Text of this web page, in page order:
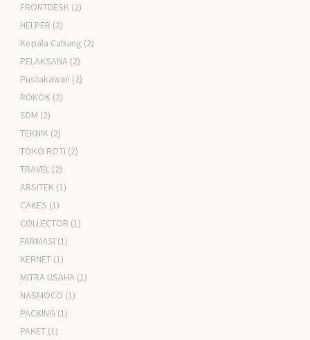
FRONTDESK (2)
HELPER (2)
Kepala Cabang (2)
PELAKSANA (2)
Pustakawan (2)
ROKOK (2)
SDM (2)
TEKNIK (2)
TOKO ROTI (2)
TRAVEL (2)
ARSITEK (1)
CAKES (1)
COLLECTOR (1)
FARMASI (1)
KERNET (1)
MITRA USAHA (1)
NASMOCO (1)
PACKING (1)
PAKET (1)